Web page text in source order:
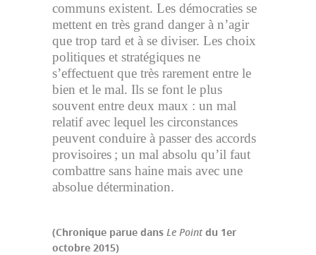
communs existent. Les démocraties se
mettent en très grand danger à n’agir
que trop tard et à se diviser. Les choix
politiques et stratégiques ne
s’effectuent que très rarement entre le
bien et le mal. Ils se font le plus
souvent entre deux maux : un mal
relatif avec lequel les circonstances
peuvent conduire à passer des accords
provisoires ; un mal absolu qu’il faut
combattre sans haine mais avec une
absolue détermination.
(Chronique parue dans Le Pointdu 1er
octobre 2015)